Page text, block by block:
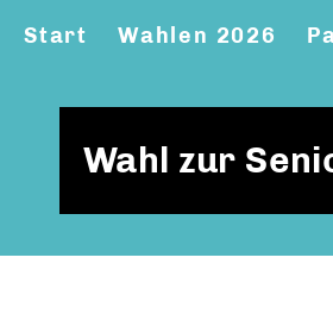
Start Wahlen 2026
Wahl zur